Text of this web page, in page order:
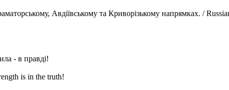
Авдіївському та Криворізькому напрямках. /
- в правді!
is in the truth!